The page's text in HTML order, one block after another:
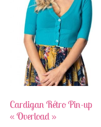
Cardigan Rétro Pin-up
« Overload »